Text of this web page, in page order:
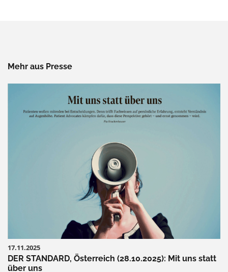
Mehr aus Presse
17.11.2025
DER STANDARD, Österreich (28.10.2025): Mit uns statt
über uns